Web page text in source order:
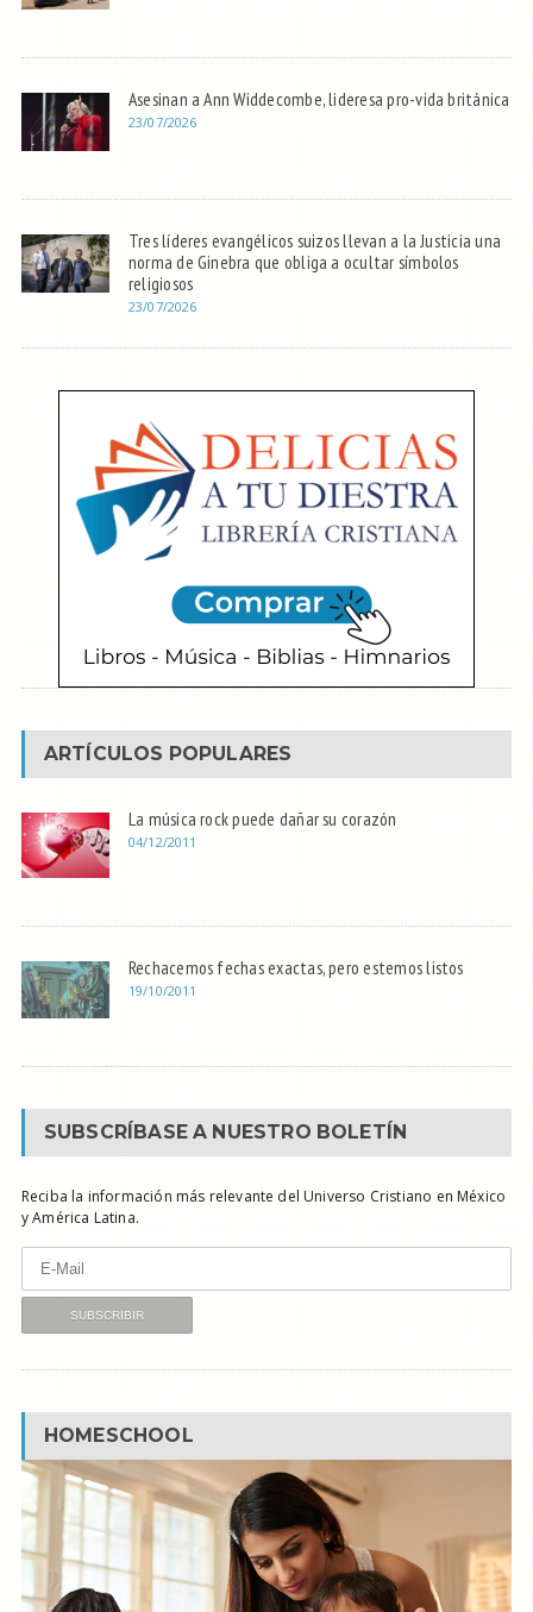
Asesinan a Ann Widdecombe, lideresa pro-vida británica
23/07/2026
Tres líderes evangélicos suizos llevan a la Justicia una
norma de Ginebra que obliga a ocultar símbolos
religiosos
23/07/2026
ARTÍCULOS POPULARES
La música rock puede dañar su corazón
04/12/2011
Rechacemos fechas exactas, pero estemos listos
19/10/2011
SUBSCRÍBASE A NUESTRO BOLETÍN
Reciba la información más relevante del Universo Cristiano en México
y América Latina.
HOMESCHOOL